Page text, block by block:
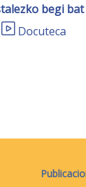
begi bat
Docuteca